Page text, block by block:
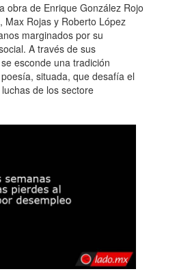
obra de Enrique González Rojo
Max Rojas y Roberto López
marginados por su
A través de sus
esconde una tradición
situada, que desafía el
de los sectore